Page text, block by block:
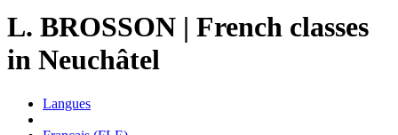
L. BROSSON | French classes
in Neuchâtel
Langues